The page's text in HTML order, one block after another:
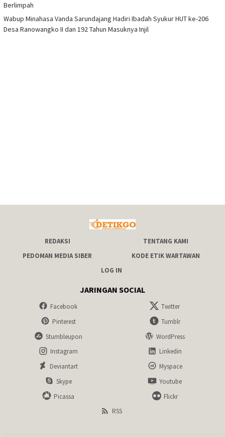
Berlimpah
Wabup Minahasa Vanda Sarundajang Hadiri Ibadah Syukur HUT ke-206
Desa Ranowangko II dan 192 Tahun Masuknya Injil
REDAKSI
TENTANG KAMI
PEDOMAN MEDIA SIBER
KODE ETIK WARTAWAN
LOG IN
JARINGAN SOCIAL
Facebook
Twitter
Pinterest
Tumblr
Stumbleupon
WordPress
Instagram
Linkedin
Deviantart
Myspace
Skype
Youtube
Picassa
Flickr
RSS